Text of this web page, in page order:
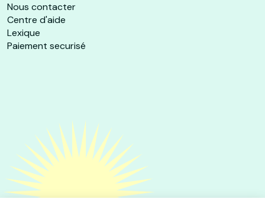
Nous contacter
Centre d'aide
Lexique
Paiement securisé